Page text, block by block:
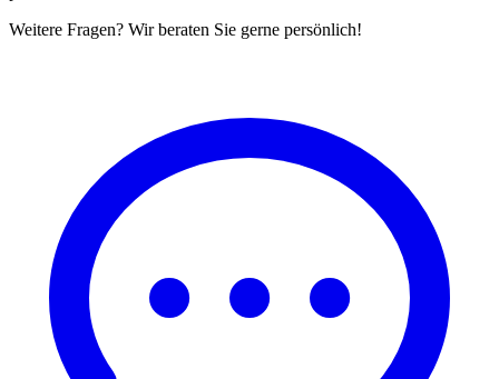
Weitere Fragen? Wir beraten Sie gerne persönlich!